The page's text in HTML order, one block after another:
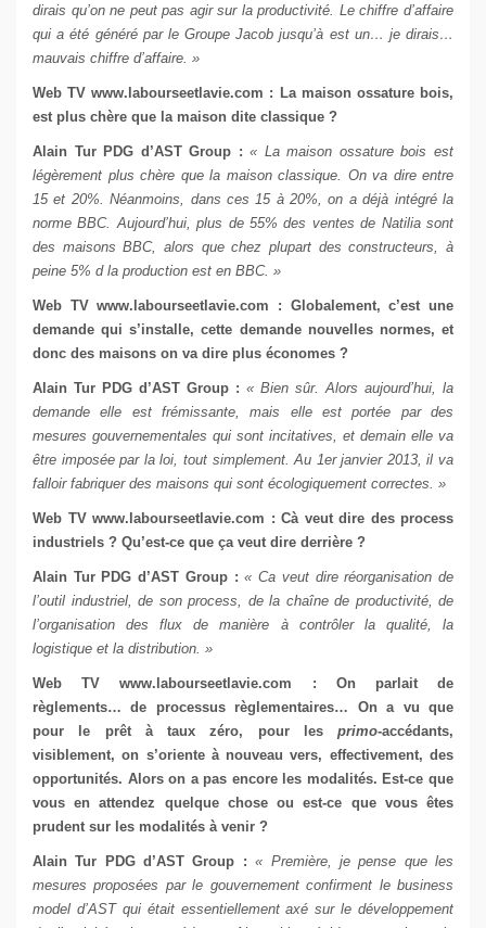
dirais qu’on ne peut pas agir sur la productivité. Le chiffre d’affaire
qui a été généré par le Groupe Jacob jusqu’à est un… je dirais…
mauvais chiffre d’affaire. »
Web TVwww.labourseetlavie.com : La maison ossature bois,
est plus chère que la maison dite classique ?
Alain TurPDG d’AST Group :« La maison ossature bois est
légèrement plus chère que la maison classique. On va dire entre
15 et 20%. Néanmoins, dans ces 15 à 20%, on a déjà intégré la
norme BBC. Aujourd’hui, plus de 55% des ventes de Natilia sont
des maisons BBC, alors que chez plupart des constructeurs, à
peine 5% d la production est en BBC. »
Web TVwww.labourseetlavie.com : Globalement, c’est une
demande qui s’installe, cette demande nouvelles normes, et
donc des maisons on va dire plus économes ?
Alain Tur PDG d’AST Group : « Bien sûr. Alors aujourd’hui, la
demande elle est frémissante, mais elle est portée par des
mesures gouvernementales qui sont incitatives, et demain elle va
être imposée par la loi, tout simplement. Au 1erjanvier 2013, il va
falloir fabriquer des maisons qui sont écologiquement correctes. »
Web TV www.labourseetlavie.com : Cà veut dire des process
industriels ? Qu’est-ce que ça veut dire derrière ?
Alain TurPDG d’AST Group:« Ca veut dire réorganisation de
l’outil industriel, de son process, de la chaîne de productivité, de
l’organisation des flux de manière à contrôler la qualité, la
logistique et la distribution. »
Web TVwww.labourseetlavie.com : On parlait de
règlements… de processus règlementaires… On a vu que
pour le prêt à taux zéro, pour les primo-accédants,
visiblement, on s’oriente à nouveau vers, effectivement, des
opportunités. Alors on a pas encore les modalités. Est-ce que
vous en attendez quelque chose ou est-ce que vous êtes
prudent sur les modalités à venir ?
Alain Tur PDG d’AST Group :« Première, je pense que les
mesures proposées par le gouvernement confirment le business
model d’AST qui était essentiellement axé sur le développement